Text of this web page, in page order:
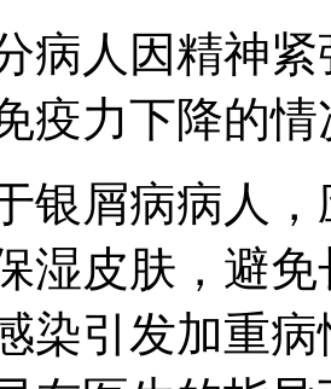
病人因精神
疫力下降的
银屑病病人
湿皮肤，避
染引发加重